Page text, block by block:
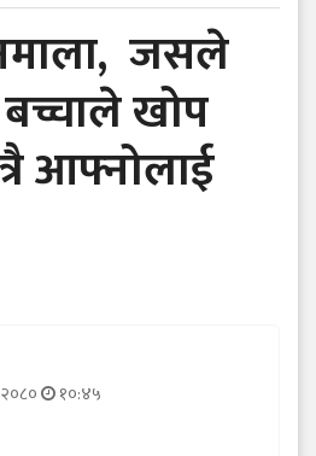
जसले
खोप
आफ्नोलाई
२०८० १०:४५